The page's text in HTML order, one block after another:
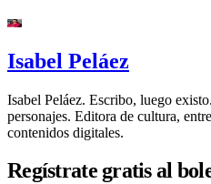
Isabel Peláez
Isabel Peláez. Escribo, luego
personajes. Editora de cultura,
contenidos digitales.
Regístrate gratis al